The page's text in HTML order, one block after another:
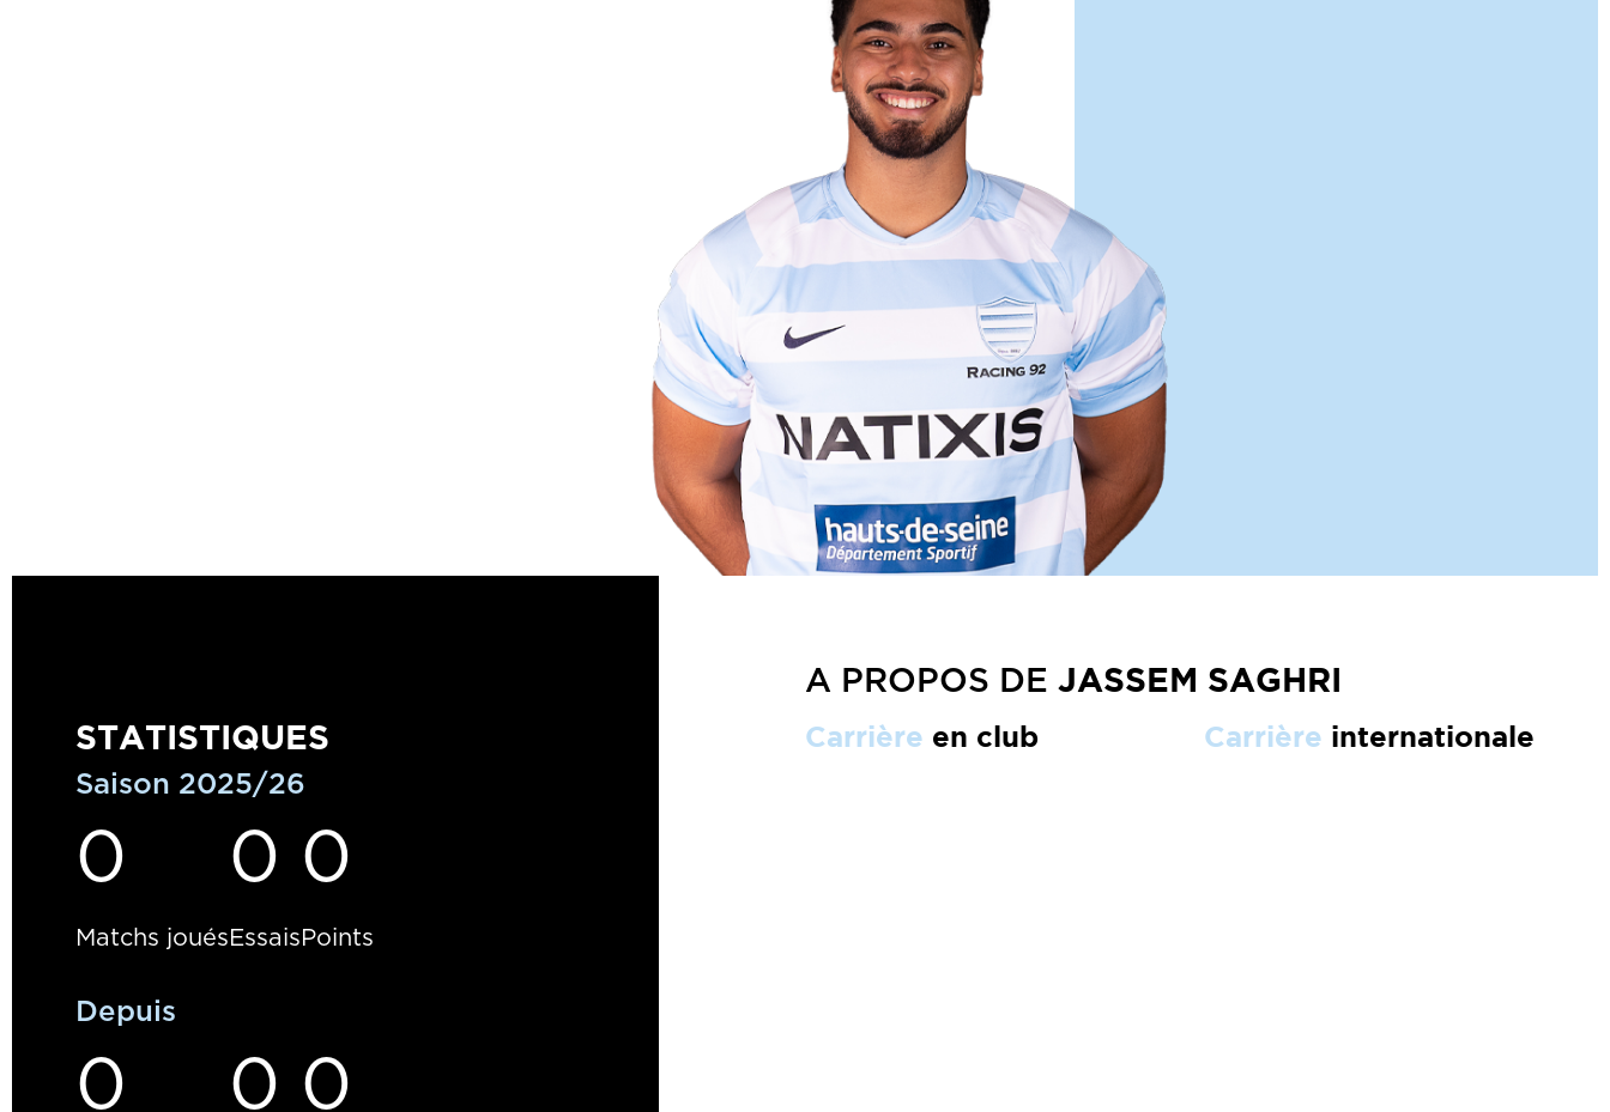
STATISTIQUES
Saison 2025/26
0
Matchs joués
0
Essais
0
Points
Depuis
0 0 0
A PROPOS DE JASSEM SAGHRI
Carrière en club Carrière internationale